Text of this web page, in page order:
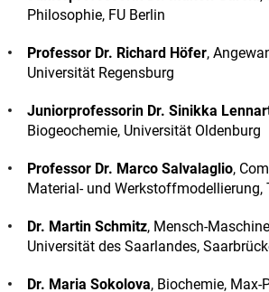
Philosophie, FU Berlin
Professor Dr. Richard Höfer,
Universität Regensburg
Juniorprofessorin Dr. Sinikka
Biogeochemie, Universität Oldenburg
Professor Dr. Marco Salvalaglio,
Material- und Werkstoffmodellierung,
Dr. Martin Schmitz, Mensch-
Universität des Saarlandes,
Dr. Maria Sokolova, Biochemie,